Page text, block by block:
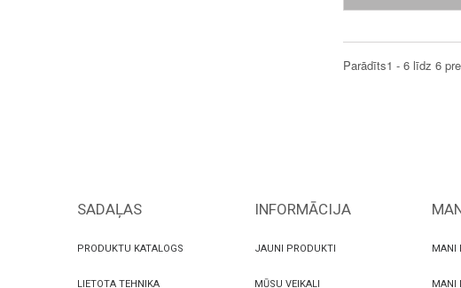
Parādīts1 - 6 līdz 6
SADAĻAS
PRODUKTU KATALOGS
LIETOTA TEHNIKA
INFORMĀCIJA
JAUNI PRODUKTI
MŪSU VEIKALI
MANI
MANI